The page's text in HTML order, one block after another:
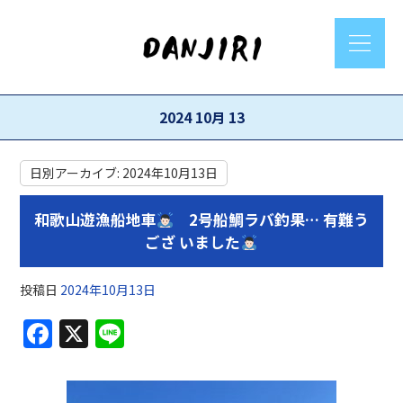
2024 10月 13
日別アーカイブ: 2024年10月13日
和歌山遊漁船地車
2号船鯛ラバ釣果… 有難う
ござ いました
投稿日 2024年10月13日
F
a
c
X
e